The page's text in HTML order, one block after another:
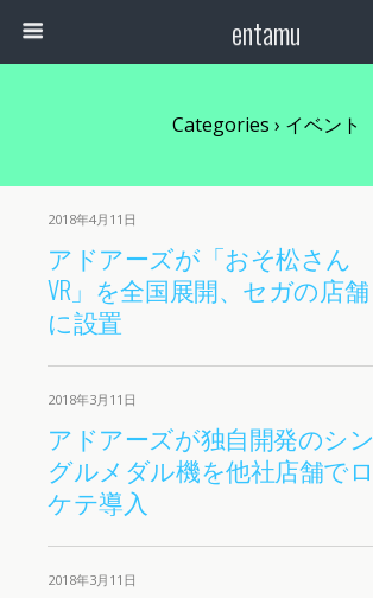
entamu
Categories › イベント
2018年4月11日
アドアーズが「おそ松さん
VR」を全国展開、セガの店舗
に設置
2018年3月11日
アドアーズが独自開発のシン
グルメダル機を他社店舗でロ
ケテ導入
2018年3月11日